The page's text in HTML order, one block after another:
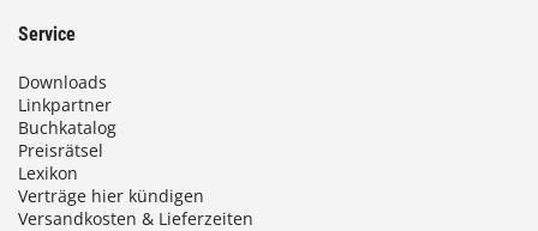
Service
Downloads
Linkpartner
Buchkatalog
Preisrätsel
Lexikon
Verträge hier kündigen
Versandkosten & Lieferzeiten